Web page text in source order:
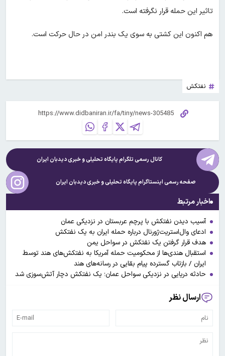
تاثیر این حمله قرار نگرفته است.
هم اکنون این کشتی به سوی یک بندر امن در حال حرکت است.
نفتکش
کانال رسمی تلگرام پایگاه تحلیلی و خبریدیدبان ایران
صفحه رسمی اینستاگرام پایگاه تحلیلی و خبریدیدبان ایران
اخبار مرتبط
آسیب دیدن نفتکش با پرچم عربستان در نزدیکی عمان
ادعای وال‌استریت‌ژورنال درباره حمله ایران به یک نفتکش
هدف قرار گرفتن یک نفتکش در سواحل یمن
استقبال هندی‌ها از محکومیت حمله آمریکا به نفتکش‌های هند توسط
ایران / بازتاب گسترده پیام بقایی در رسانه‌های هند
حادثه دریایی در نزدیکی سواحل عمان؛ یک نفتکش دچار آتش‌سوزی شد
ارسال نظر